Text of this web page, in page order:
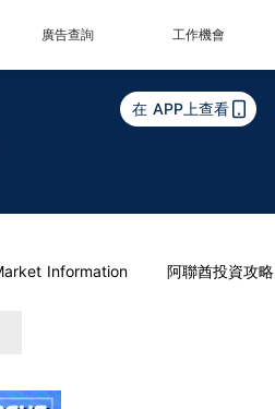
廣告查詢 工作機會
在 APP上查看
Information 阿聯酋投資攻略